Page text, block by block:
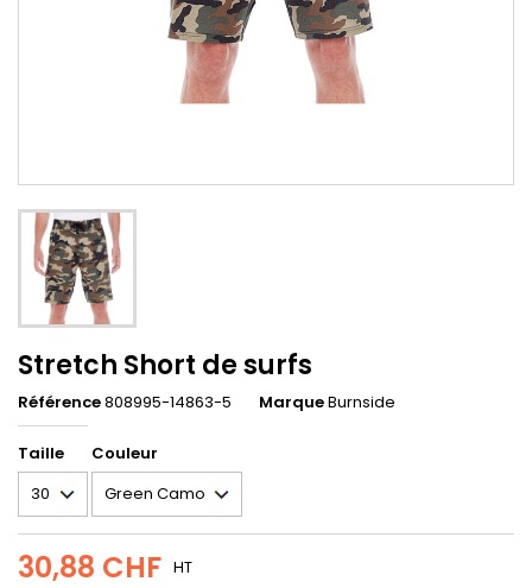
Stretch Short de surfs
Référence808995-14863-5 MarqueBurnside
Taille Couleur
30,88 CHF HT